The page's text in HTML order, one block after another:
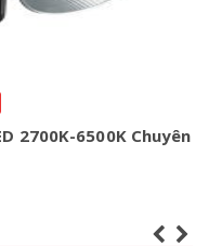
2700K-6500K Chuyên